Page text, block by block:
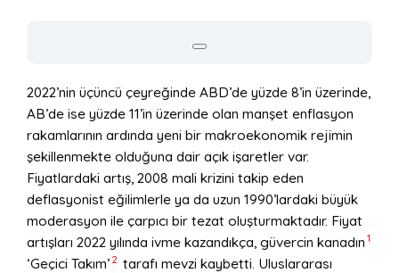
2022’nin üçüncü çeyreğinde ABD’de yüzde 8’in üzerinde,
AB’de ise yüzde 11’in üzerinde olan manşet enflasyon
rakamlarının ardında yeni bir makroekonomik rejimin
şekillenmekte olduğuna dair açık işaretler var.
Fiyatlardaki artış, 2008 mali krizini takip eden
deflasyonist eğilimlerle ya da uzun 1990’lardaki büyük
moderasyon ile çarpıcı bir tezat oluşturmaktadır. Fiyat
artışları 2022 yılında ivme kazandıkça, güvercin kanadın 1
‘Geçici Takım’ 2 tarafı mevzi kaybetti. Uluslararası